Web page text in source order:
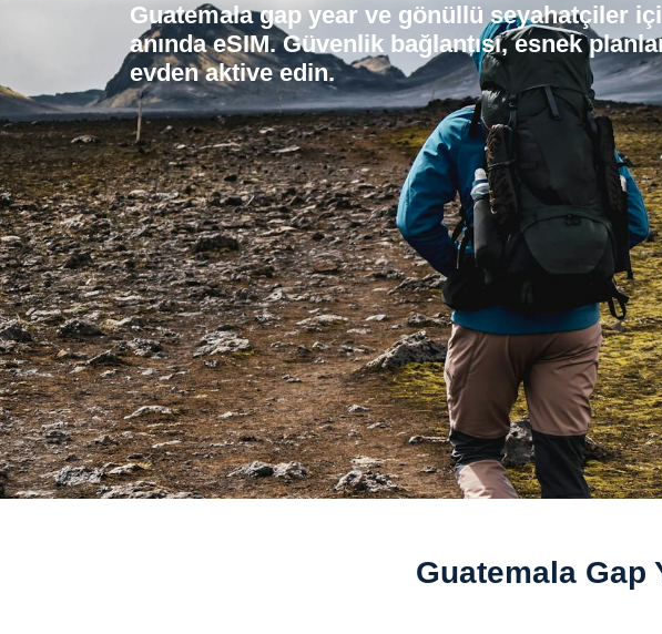
Guatemala gap year ve gönüllü seyahatçiler
anında eSIM. Güvenlik bağlantısı, esnek
evden aktive edin.
Guatemala Gap